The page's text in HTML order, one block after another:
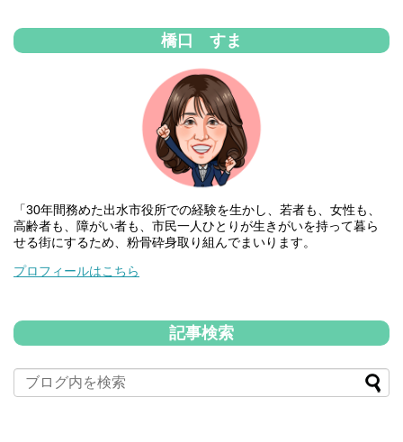
橋口 すま
「30年間務めた出水市役所での経験を生かし、若者も、女性も、
高齢者も、障がい者も、市民一人ひとりが生きがいを持って暮ら
せる街にするため、粉骨砕身取り組んでまいります。
プロフィールはこちら
記事検索